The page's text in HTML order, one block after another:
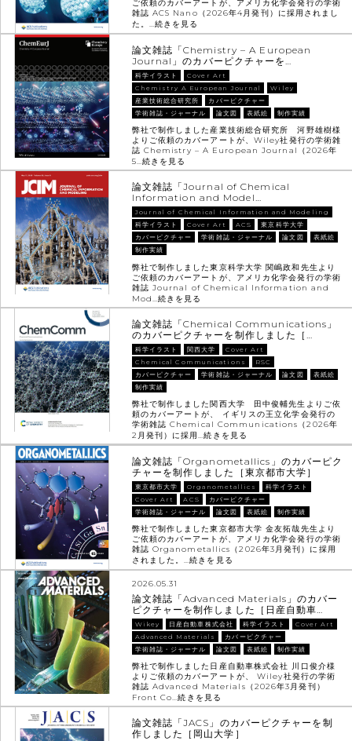
ご依頼のカバーアートが、アメリカ化学会発行の学術
雑誌 ACS Nano（2026年4月発刊）に採用されまし
た。…続きを見る
論文雑誌「Chemistry – A European
Journal」のカバーピクチャーを…
科学イラスト
Cover Art
Chemistry A European Journal
Wiley
産業技術総合研究所
カバーピクチャー
学術雑誌・ジャーナル
論文図 表紙絵 制作実績
弊社で制作しました産業技術総合研究所 河野雄樹様
よりご依頼のカバーアートが、Wiley社発行の学術雑
誌 Chemistry – A European Journal（2026年
5…続きを見る
論文雑誌「Journal of Chemical
Information and Model…
Journal of Chemical Information and Modeling
科学イラスト
Cover Art ACS
東京科学大学
カバーピクチャー
学術雑誌・ジャーナル 論文図
表紙絵
制作実績
弊社で制作しました東京科学大学 関嶋政和先生より
ご依頼のカバーアートが、アメリカ化学会発行の学術
雑誌 Journal of Chemical Information and
Mod… 続きを見る
論文雑誌「Chemical Communications」
のカバーピクチャーを制作しました［…
科学イラスト 関西大学
Cover Art
Chemical Communications
RSC
カバーピクチャー
学術雑誌・ジャーナル 論文図
表紙絵
制作実績
弊社で制作しました関西大学 田中俊輔先生よりご依
頼のカバーアートが、 イギリスの王立化学会発行の
学術雑誌 Chemical Communications（2026年
2月発刊）に採用…続きを見る
論文雑誌「Organometallics」のカバーピク
チャーを制作しました［東京都市大学］
東京都市大学 Organometallics
科学イラスト
Cover Art
ACS
カバーピクチャー
学術雑誌・ジャーナル
論文図 表紙絵 制作実績
弊社で制作しました東京都市大学 金友拓哉先生より
ご依頼のカバーアートが、アメリカ化学会発行の学術
雑誌 Organometallics（2026年3月発刊）に採用
されました。…続きを見る
2026.05.31
論文雑誌「Advanced Materials」のカバー
ピクチャーを制作しました［日産自動車…
Wikey 日産自動車株式会社 科学イラスト
Cover Art
Advanced Materials
カバーピクチャー
学術雑誌・ジャーナル
論文図 表紙絵 制作実績
弊社で制作しました日産自動車株式会社 川口俊介様
よりご依頼のカバーアートが、 Wiley社発行の学術
雑誌 Advanced Materials（2026年3月発刊）
Front Co…続きを見る
論文雑誌「JACS」のカバーピクチャーを制
作しました［岡山大学］